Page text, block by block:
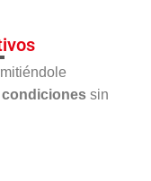
condiciones sin